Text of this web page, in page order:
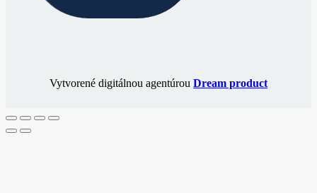
Vytvorené digitálnou agentúrou Dream product